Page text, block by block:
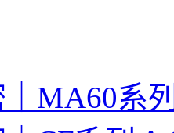
MA60系